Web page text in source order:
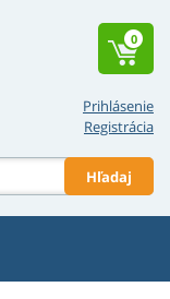
Prihlásenie
Registrácia
Hľadaj
0